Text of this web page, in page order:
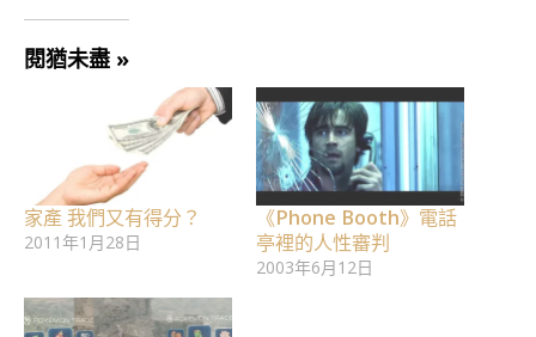
閱猶未盡 »
家產 我們又有得分？
2011年1月28日
《Phone Booth》電話
亭裡的人性審判
2003年6月12日